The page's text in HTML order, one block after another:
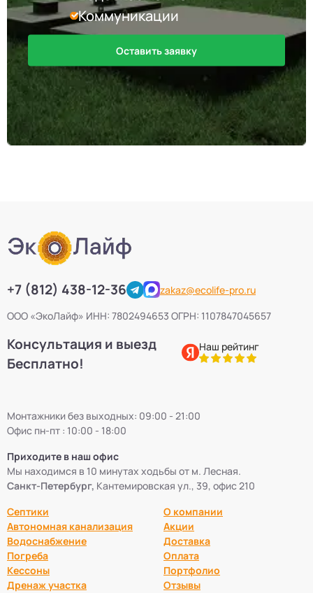
Коммуникации
Оставить заявку
+7 (812) 438-12-36
zakaz@ecolife-pro.ru
ООО «ЭкоЛайф» ИНН: 7802494653 ОГРН: 1107847045657
Консультация и выезд
Бесплатно!
Наш рейтинг
Монтажники без выходных: 09:00 - 21:00
Офис пн-пт : 10:00 - 18:00
Приходите в наш офис
Мы находимся в 10 минутах ходьбы от м. Лесная.
Санкт-Петербург, Кантемировская ул., 39, офис 210
Септики
Автономная канализация
Водоснабжение
Погреба
Кессоны
Дренаж участка
О компании
Акции
Доставка
Оплата
Портфолио
Отзывы